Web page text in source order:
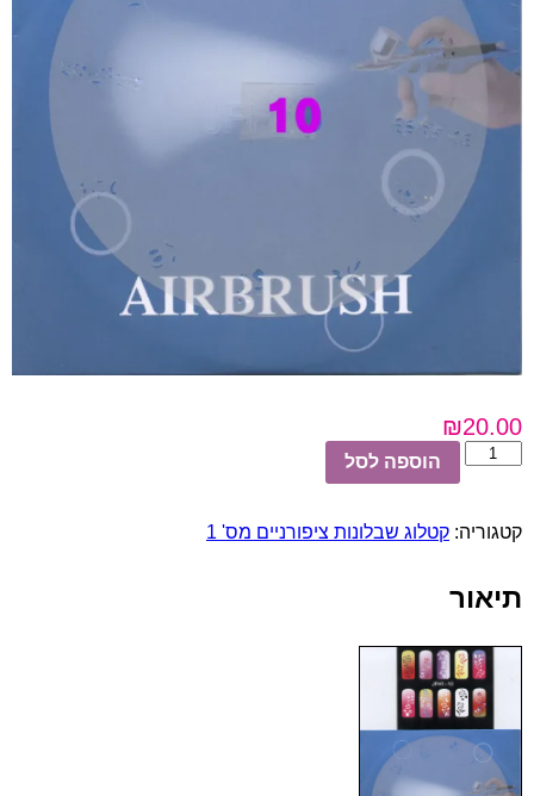
₪20.00
כמות
של
מס'
הוספה לסל
קטגוריה: קטלוג שבלונות ציפורניים מס' 1
תיאור